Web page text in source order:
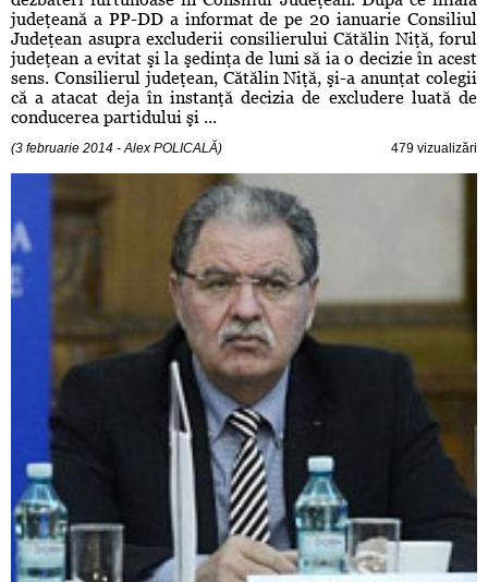
judeţeană a PP-DD a informat de pe 20 ianuarie Consiliul
Judeţean asupra excluderii consilierului Cătălin Niţă, forul
judeţean a evitat şi la şedinţa de luni să ia o decizie în acest
sens. Consilierul judeţean, Cătălin Niţă, şi-a anunţat colegii
că a atacat deja în instanţă decizia de excludere luată de
conducerea partidului şi ...
(3 februarie 2014 - Alex POLICALĂ) 479 vizualizări